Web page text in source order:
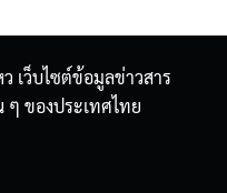
เว็บไซต์ข้อมูลข่าวสาร
ๆ ของประเทศไทย